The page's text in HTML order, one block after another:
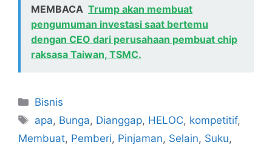
MEMBACA Trump akan membuat
pengumuman investasi saat bertemu
dengan CEO dari perusahaan pembuat chip
raksasa Taiwan, TSMC.
Kategori
Bisnis
Tag
apa, Bunga, Dianggap, HELOC, kompetitif,
Membuat, Pemberi, Pinjaman, Selain, Suku,